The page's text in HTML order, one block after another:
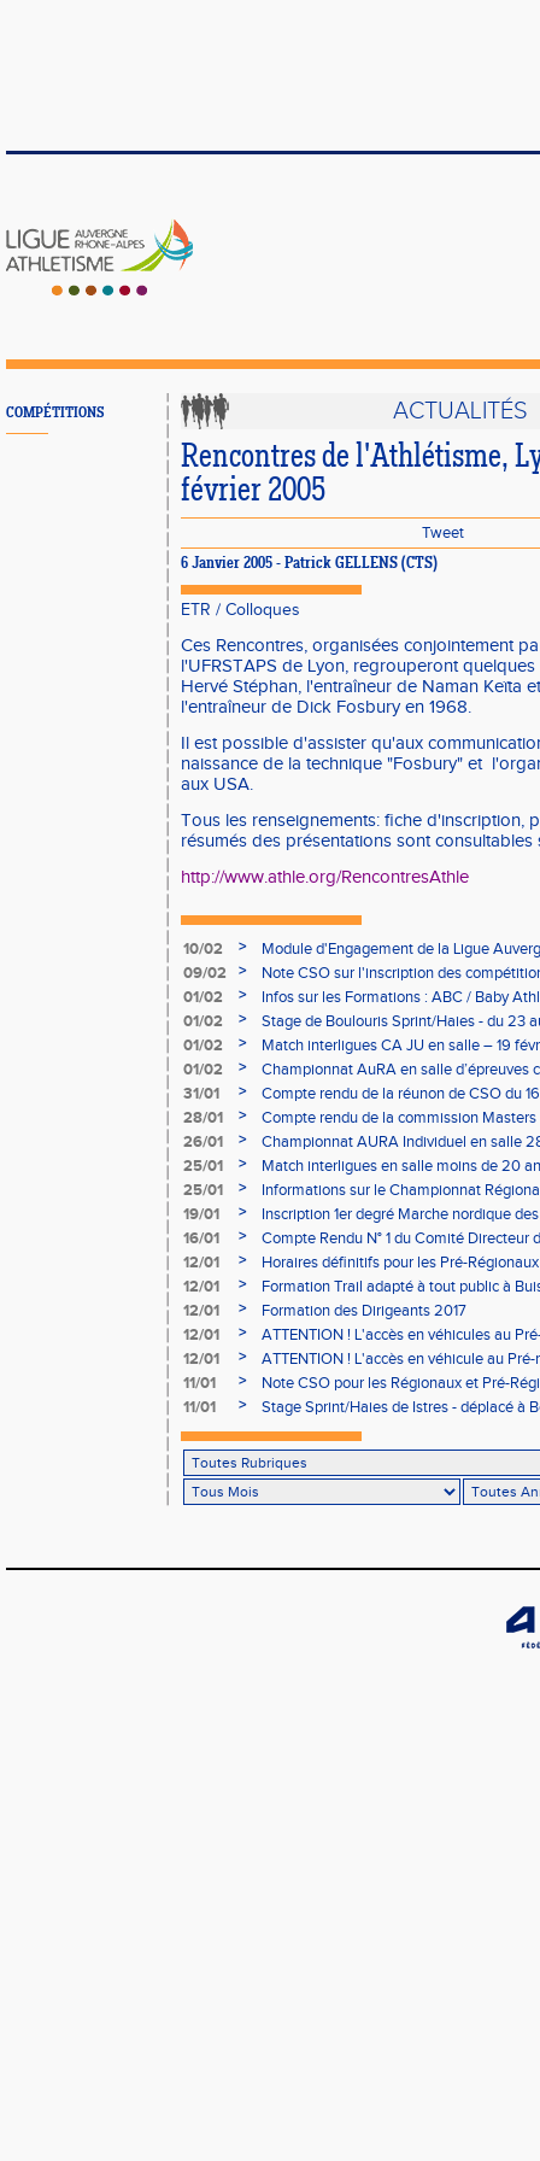
COMPÉTITIONS ACTUALITÉS
Rencontres de l'Athlétisme,
février 2005
Tweet
6 Janvier 2005 - Patrick GELLENS (CTS)
ETR / Colloques
Ces Rencontres, organisées conjointement
l'UFRSTAPS de Lyon, regrouperont
Hervé Stéphan, l'entraîneur de Naman Keïta
l'entraîneur de Dick Fosbury en 1968.
Il est possible d'assister qu'aux
naissance de la technique "Fosbury" et
aux USA.
Tous les renseignements: fiche d'inscription,
résumés des présentations sont consultables
http://www.athle.org/RencontresAthle
10/02 >
Module d'Engagement de la Ligue
09/02
>
Note CSO sur l'inscription des
01/02
>
Infos sur les Formations : ABC / Baby
01/02
>
Stage de Boulouris Sprint/Haies - du 23
01/02
>
Match interligues CA JU en salle – 19
01/02
>
Championnat AuRA en salle d’épreuves
- le 12 février
31/01 >
Compte rendu de la réunon de CSO du
28/01
>
Compte rendu de la commission
à Bourgoin
26/01 >
Championnat AURA Individuel en salle
25/01
>
Match interligues en salle moins de 20
25/01
>
Informations sur le Championnat
05/02
19/01 >
Inscription 1er degré Marche nordique
03/02 (sous condition)
16/01 >
Compte Rendu N° 1 du Comité Directeur
12/01
>
Horaires définitifs pour les Pré-
Aubière
12/01 >
Formation Trail adapté à tout public à
12/01
>
Formation des Dirigeants 2017
12/01
>
ATTENTION ! L'accès en véhicules au
Bains sera réglementé
12/01 >
ATTENTION ! L'accès en véhicule au
Bains sera réglementé
11/01 >
Note CSO pour les Régionaux et Pré-
11/01
> Stage Sprint/Haies de Istres - déplacé à